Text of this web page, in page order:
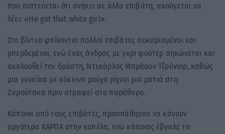
που πιστεύεται ότι ανήκει σε άλλο επιβάτη, ακούγεται να
λέει: «Ηe got that white girl».
Στο βίντεο φαίνονται πολλοί επιβάτες σοκαρισμένοι και
μπερδεμένοι, ενώ ένας άνδρας με γκρι φούτερ σηκώνεται και
ακολουθεί τον δράστη, Ντεκάρλος Μπράουν Τζούνιορ, καθώς
μια γυναίκα με κόκκινο ρούχο ρίχνει μια ματιά στη
Ζαρούτσκα πριν στραφεί στο παράθυρο.
Κάποιοι από τους επιβάτες, προσπάθησαν να κάνουν
αργότερα ΚΑΡΠΑ στην κοπέλα, ενώ κάποιος έβγαλε το